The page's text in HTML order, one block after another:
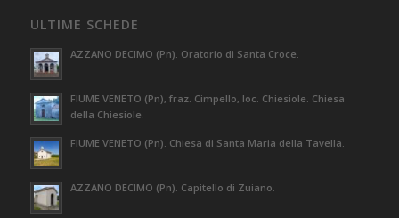
ULTIME SCHEDE
AZZANO DECIMO (Pn). Oratorio di Santa Croce.
FIUME VENETO (Pn), fraz. Cimpello, loc. Chiesiole. Chiesa
della Chiesiole.
FIUME VENETO (Pn). Chiesa di Santa Maria della Tavella.
AZZANO DECIMO (Pn). Capitello di Zuiano.